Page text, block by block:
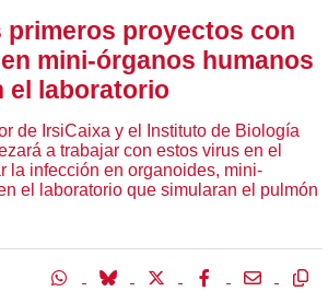
primeros proyectos con
mini-órganos humanos
el laboratorio
de IrsiCaixa y el Instituto de Biología
a trabajar con estos virus en el
la infección en organoides, mini-
el laboratorio que simularan el pulmón